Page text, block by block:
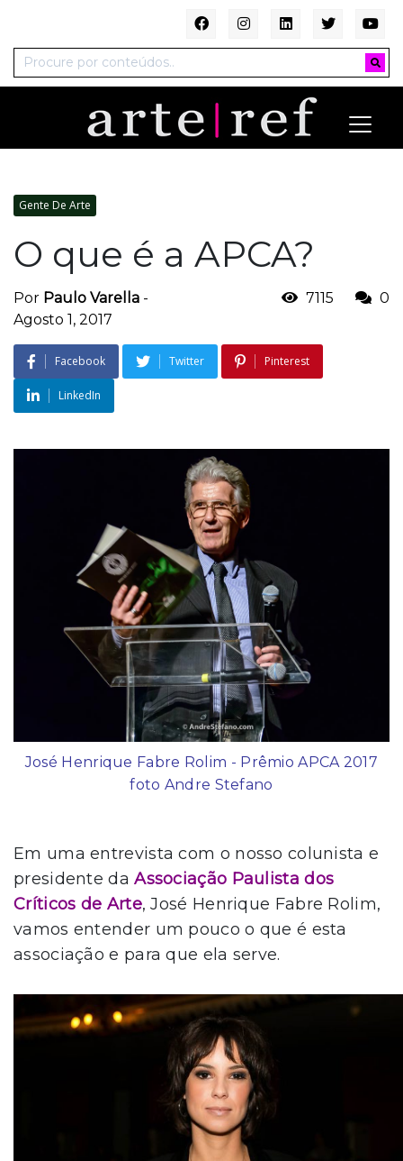
Gente De Arte
O que é a APCA?
Por Paulo Varella -
Agosto 1, 2017
7115 0
Facebook Twitter Pinterest
LinkedIn
José Henrique Fabre Rolim - Prêmio APCA 2017
foto Andre Stefano
Em uma entrevista com o nosso colunista e
presidente daAssociação Paulista dos
Críticos de Arte, José Henrique Fabre Rolim,
vamos entender um pouco o que é esta
associação e para que ela serve.